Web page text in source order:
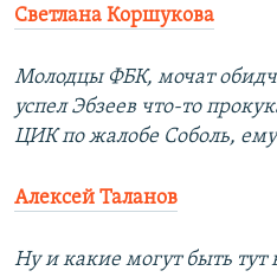
Светлана Коршукова
Молодцы ФБК, мочат
успел Эбзеев что-то
ЦИК по жалобе Соболь, ему
Алексей Таланов
Ну и какие могут быть тут